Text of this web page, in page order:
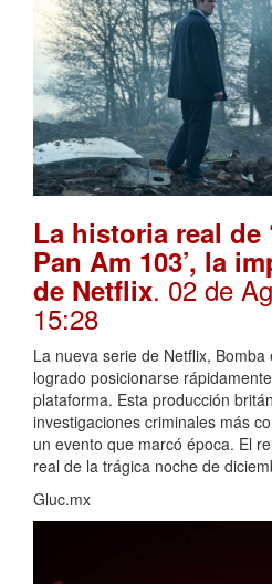
La historia real de
Pan Am 103’, la
de Netflix. 02 de
15:28
La nueva serie de Netflix,
logrado posicionarse
plataforma. Esta producción
investigaciones criminales más
un evento que marcó época. El
real de la trágica noche de
Gluc.mx